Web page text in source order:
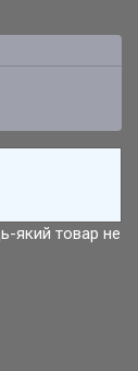
який товар не